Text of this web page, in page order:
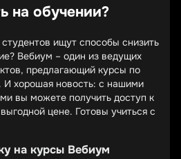
на обучении?
ищут способы снизить
Вебиум – один из ведущих
предлагающий курсы по
И хорошая новость: с нашими
вы можете получить доступ к
цене. Готовы учиться с
на курсы Вебиум